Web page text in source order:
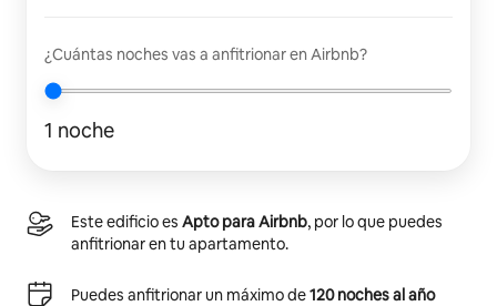
¿Cuántas noches vas a anfitrionar en Airbnb?
1 noche
Este edificio es Apto para Airbnb, por lo que puedes
anfitrionar en tu apartamento.
Puedes anfitrionar un máximo de120 noches al año